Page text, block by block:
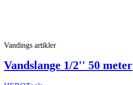
Vandings artikler
Vandslange 1/2'' 50 meter